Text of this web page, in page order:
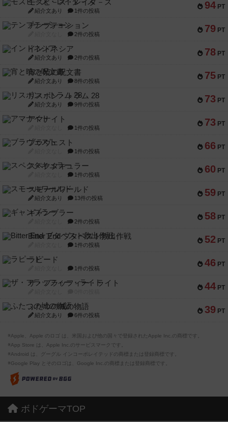
94 PT
モズビ－ズ・レイダ－ズ
紹介文あり 1件の投稿
79 PT
テンプテーション
2件の投稿
78 PT
インドネシア
紹介文あり 2件の投稿
75 PT
宵と暁の呪文書
紹介文あり 8件の投稿
73 PT
リスボン・トラム 28
紹介文あり 9件の投稿
73 PT
アマナイト
1件の投稿
66 PT
ブラヴェスト
1件の投稿
60 PT
スペクタキュラー
1件の投稿
59 PT
スモールワールド
紹介文あり 13件の投稿
58 PT
ギャンブラー
2件の投稿
52 PT
Bitter End ブタペスト救出作戦
1件の投稿
46 PT
ラピード
1件の投稿
44 PT
ザ・フラッフィー・ライト
39 PT
ふたつの城の物語
紹介文あり 6件の投稿
※Apple、Apple のロゴ は、米国および他の国々で登録されたApple Inc.の商標です。
※App Store は、Apple Inc.のサービスマークです。
※Android は、グーグル インコーポレイテッドの商標または登録商標です。
※Google Play とそのロゴは、Google Inc.の商標または登録商標です。
ボドゲーマTOP